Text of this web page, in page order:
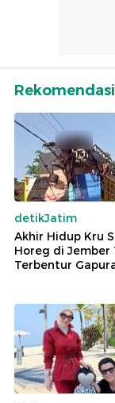
detikJatim
Akhir Hidup Kru
Horeg di Jember
Terbentur